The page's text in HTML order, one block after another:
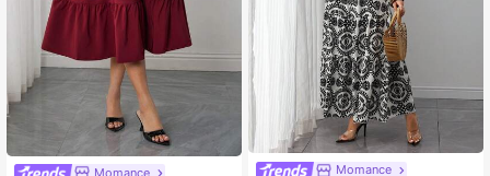
Momance Momance